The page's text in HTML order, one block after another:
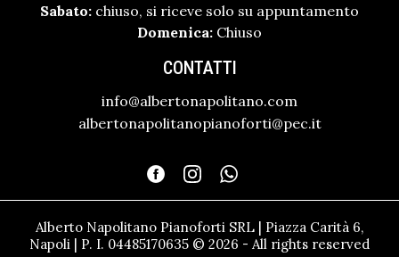
Sabato: chiuso, si riceve solo su appuntamento
Domenica: Chiuso
CONTATTI
info@albertonapolitano.com
albertonapolitanopianoforti@pec.it
Alberto Napolitano Pianoforti SRL | Piazza Carità 6,
Napoli | P. I. 04485170635 © 2026 - All rights reserved